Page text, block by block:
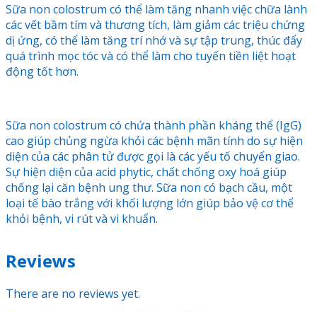
Sữa non colostrum có thể làm tăng nhanh việc chữa lành
các vết bầm tím và thương tích, làm giảm các triệu chứng
dị ứng, có thể làm tăng trí nhớ và sự tập trung, thúc đẩy
quá trình mọc tóc và có thể làm cho tuyến tiền liệt hoạt
động tốt hơn.
Sữa non colostrum có chứa thành phần kháng thể (IgG)
cao giúp chủng ngừa khỏi các bệnh mãn tính do sự hiện
diện của các phân tử được gọi là các yếu tố chuyển giao.
Sự hiện diện của acid phytic, chất chống oxy hoá giúp
chống lại căn bệnh ung thư. Sữa non có bạch cầu, một
loại tế bào trắng với khối lượng lớn giúp bảo vệ cơ thể
khỏi bệnh, vi rút và vi khuẩn.
Reviews
There are no reviews yet.